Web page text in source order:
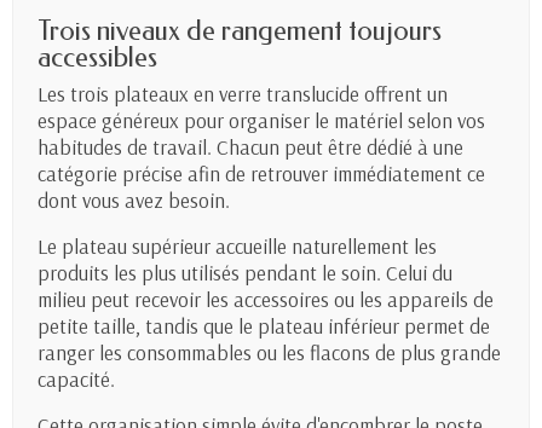
Trois niveaux de rangement toujours
accessibles
Les trois plateaux en verre translucide offrent un
espace généreux pour organiser le matériel selon vos
habitudes de travail. Chacun peut être dédié à une
catégorie précise afin de retrouver immédiatement ce
dont vous avez besoin.
Le plateau supérieur accueille naturellement les
produits les plus utilisés pendant le soin. Celui du
milieu peut recevoir les accessoires ou les appareils de
petite taille, tandis que le plateau inférieur permet de
ranger les consommables ou les flacons de plus grande
capacité.